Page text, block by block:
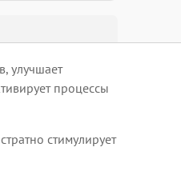
улучшает
процессы
стимулирует